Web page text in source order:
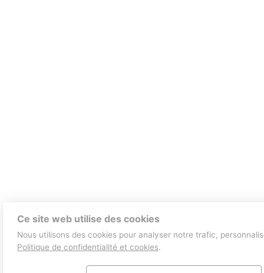
Ce site web utilise des cookies
Nous utilisons des cookies pour analyser notre trafic,
Politique de confidentialité et cookies.